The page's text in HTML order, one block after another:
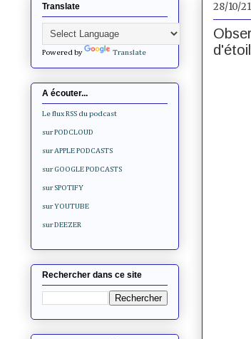
28/10/21
Translate
Powered by Translate
A écouter...
Le flux RSS du podcast
sur PODCLOUD
sur APPLE PODCASTS
sur GOOGLE PODCASTS
sur SPOTIFY
sur YOUTUBE
sur DEEZER
Rechercher dans ce site